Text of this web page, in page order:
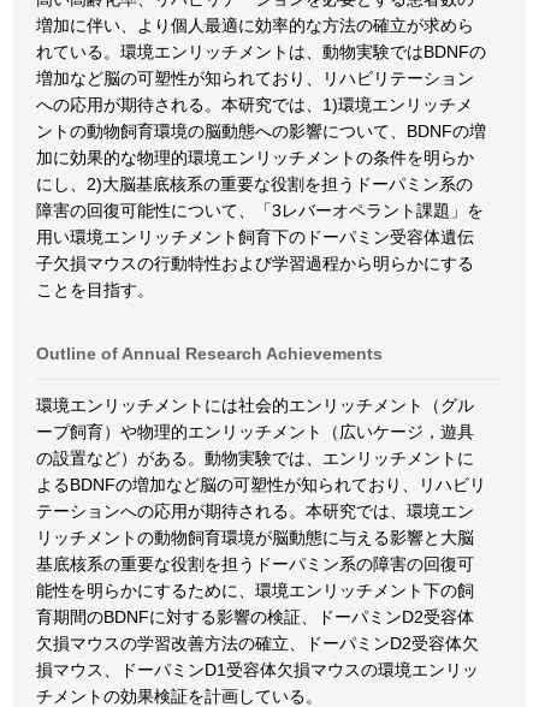
増加に伴い、より個人最適に効率的な方法の確立が求めら
れている。環境エンリッチメントは、動物実験ではBDNFの
増加など脳の可塑性が知られており、リハビリテーション
への応用が期待される。本研究では、1)環境エンリッチメ
ントの動物飼育環境の脳動態への影響について、BDNFの増
加に効果的な物理的環境エンリッチメントの条件を明らか
にし、2)大脳基底核系の重要な役割を担うドーパミン系の
障害の回復可能性について、「3レバーオペラント課題」を
用い環境エンリッチメント飼育下のドーパミン受容体遺伝
子欠損マウスの行動特性および学習過程から明らかにする
ことを目指す。
Outline of Annual Research Achievements
環境エンリッチメントには社会的エンリッチメント（グル
ープ飼育）や物理的エンリッチメント（広いケージ，遊具
の設置など）がある。動物実験では、エンリッチメントに
よるBDNFの増加など脳の可塑性が知られており、リハビリ
テーションへの応用が期待される。本研究では、環境エン
リッチメントの動物飼育環境が脳動態に与える影響と大脳
基底核系の重要な役割を担うドーパミン系の障害の回復可
能性を明らかにするために、環境エンリッチメント下の飼
育期間のBDNFに対する影響の検証、ドーパミンD2受容体
欠損マウスの学習改善方法の確立、ドーパミンD2受容体欠
損マウス、ドーパミンD1受容体欠損マウスの環境エンリッ
チメントの効果検証を計画している。